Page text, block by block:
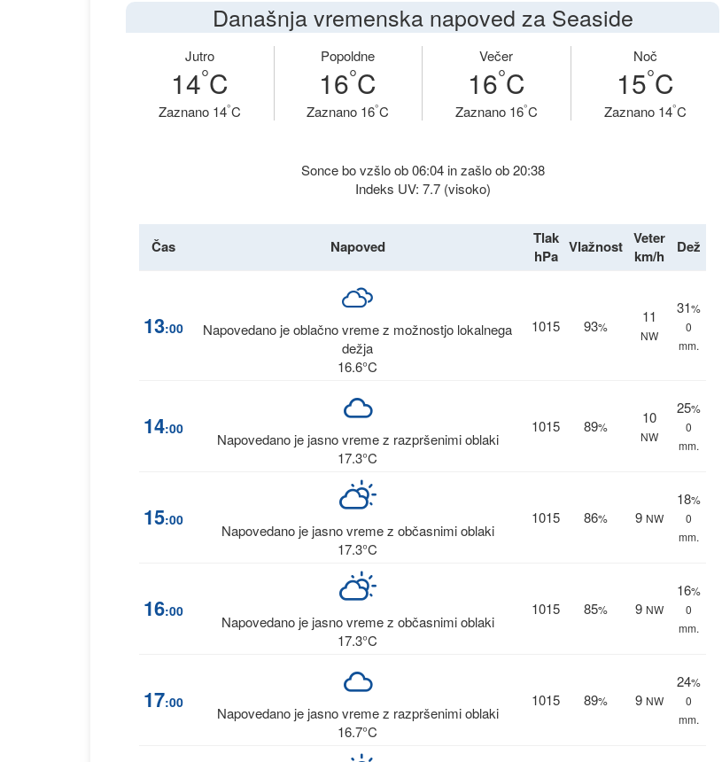
Današnja vremenska napoved za Seaside
Jutro
14°C
Zaznano 14°C
Popoldne
16°C
Zaznano 16°C
Večer
16°C
Zaznano 16°C
Noč
15°C
Zaznano 14°C
Sonce bo vzšlo ob 06:04 in zašlo ob 20:38
Indeks UV: 7.7 (visoko)
Čas Napoved
Tlak
hPa Vlažnost Veter
km/h
Dež
13:00
Napovedano je oblačno vreme z možnostjo lokalnega
dežja
16.6°C
1015 93%
11
NW
31%
0
mm.
14:00
Napovedano je jasno vreme z razpršenimi oblaki
17.3°C
1015 89%
10
NW
25%
0
mm.
15:00
Napovedano je jasno vreme z občasnimi oblaki
17.3°C
1015 86% 9 NW
18%
0
mm.
16:00
Napovedano je jasno vreme z občasnimi oblaki
17.3°C
1015 85% 9 NW
16%
0
mm.
17:00
Napovedano je jasno vreme z razpršenimi oblaki
16.7°C
1015 89% 9 NW
24%
0
mm.